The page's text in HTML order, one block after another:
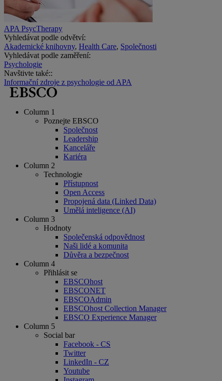
APA PsycTherapy
Vyhledávat podle odvětví:
Akademické knihovny, Health Care, Společnosti
Vyhledávat podle zaměření:
Psychologie
Navštivte také::
Informační zdroje z psychologie od APA
Column 1
Poznejte EBSCO
Společnost
Leadership
Kanceláře
Kariéra
Column 2
Technologie
Přístupnost
Open Access
Propojená data (Linked Data)
Umělá inteligence (AI)
Column 3
Hodnoty
Společenská odpovědnost
Naši lidé a komunita
Důvěra a bezpečnost
Column 4
Přihlásit se
EBSCOhost
EBSCONET
EBSCOAdmin
EBSCOhost Collection Manager
EBSCO Experience Manager
Column 5
Social bar
Facebook - CS
Twitter
LinkedIn - CZ
Youtube